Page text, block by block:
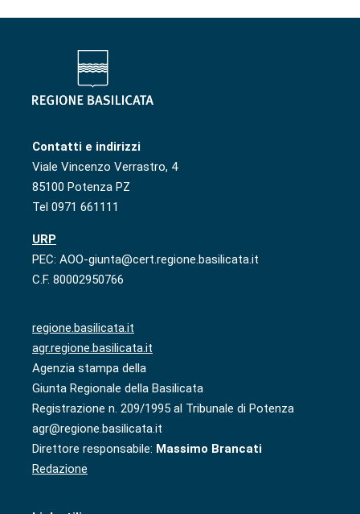
Contatti e indirizzi
Viale Vincenzo Verrastro, 4
85100 Potenza PZ
Tel 0971 661111
URP
PEC: AOO-giunta@cert.regione.basilicata.it
C.F. 80002950766
regione.basilicata.it
agr.regione.basilicata.it
Agenzia stampa della
Giunta Regionale della Basilicata
Registrazione n. 209/1995 al Tribunale di Potenza
agr@regione.basilicata.it
Direttore responsabile: Massimo Brancati
Redazione